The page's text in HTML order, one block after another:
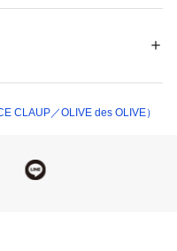
る優秀トップス♪
＊＊＊＊＊＊
CLAUP／OLIVE des OLIVE）